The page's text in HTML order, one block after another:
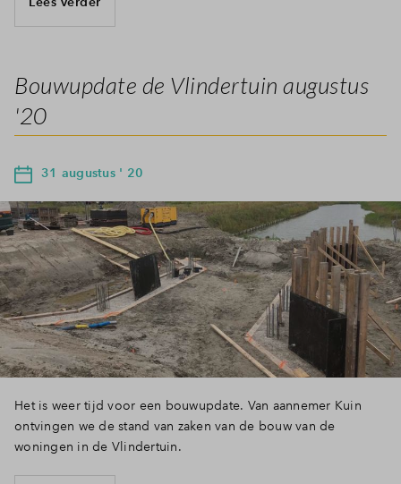
Bouwupdate de Vlindertuin augustus
'20
31 augustus ' 20
Het is weer tijd voor een bouwupdate. Van aannemer Kuin
ontvingen we de stand van zaken van de bouw van de
woningen in de Vlindertuin.